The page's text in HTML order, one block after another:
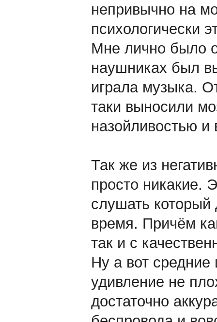
непривычно на
психологически
Мне лично было
наушниках был
играла музыка.
таки выносили
назойливостью
Так же из
просто никакие.
слушать который
время. Причём
так и с
Ну а вот средние
удивление не
достаточно